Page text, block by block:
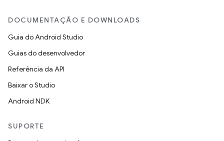
DOCUMENTAÇÃO E DOWNLOADS
Guia do Android Studio
Guias do desenvolvedor
Referência da API
Baixar o Studio
Android NDK
SUPORTE